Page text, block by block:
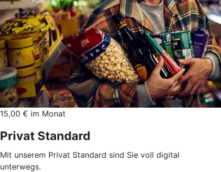
15,00 € im Monat
Privat Standard
Mit unserem Privat Standard sind Sie voll digital
unterwegs.